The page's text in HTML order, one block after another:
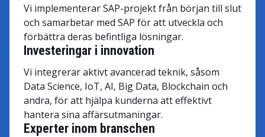
Experter inom branschen
Vi implementerar SAP-projekt från början till slut
och samarbetar med SAP för att utveckla och
förbättra deras befintliga lösningar.
Investeringar i innovation
Vi integrerar aktivt avancerad teknik, såsom
Data Science, IoT, AI, Big Data, Blockchain och
andra, för att hjälpa kunderna att effektivt
hantera sina affärsutmaningar.